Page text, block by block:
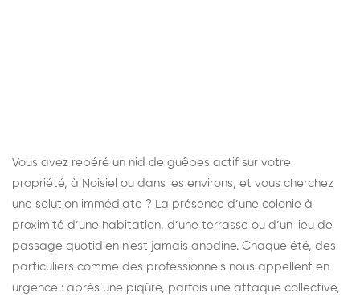
Vous avez repéré un nid de guêpes actif sur votre
propriété, à Noisiel ou dans les environs, et vous cherchez
une solution immédiate ? La présence d’une colonie à
proximité d’une habitation, d’une terrasse ou d’un lieu de
passage quotidien n’est jamais anodine. Chaque été, des
particuliers comme des professionnels nous appellent en
urgence : après une piqûre, parfois une attaque collective,